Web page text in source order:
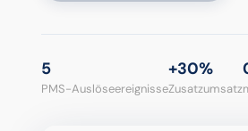
5
PMS-Auslöseereignisse
+30%
Zusatzumsatz